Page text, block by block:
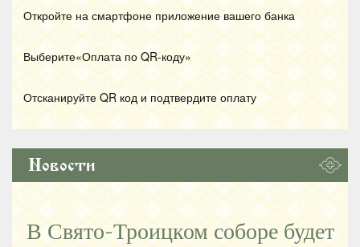
Откройте на смартфоне приложение вашего банка
Выберите«Оплата по QR-коду»
Отсканируйте QR код и подтвердите оплату
Новости
В Свято-Троицком соборе будет